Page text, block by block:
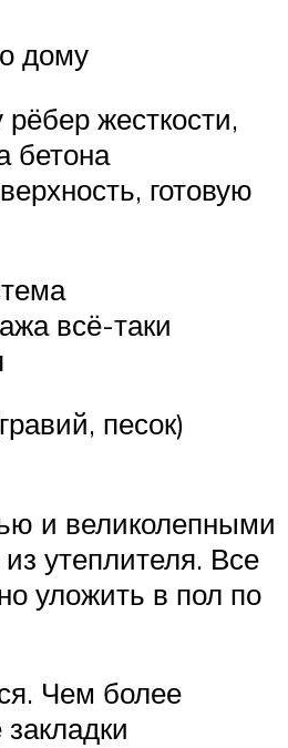
дому
жесткости,
бетона
готовую
всё-таки
песок)
и великолепными
утеплителя. Все
уложить в пол по
Чем более